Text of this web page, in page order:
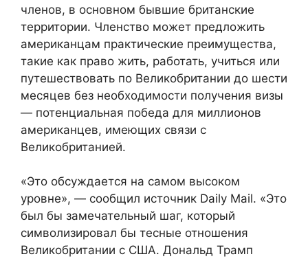
членов, в основном бывшие британские
территории. Членство может предложить
американцам практические преимущества,
такие как право жить, работать, учиться или
путешествовать по Великобритании до шести
месяцев без необходимости получения визы
— потенциальная победа для миллионов
американцев, имеющих связи с
Великобританией.
«Это обсуждается на самом высоком
уровне», — сообщил источник Daily Mail. «Это
был бы замечательный шаг, который
символизировал бы тесные отношения
Великобритании с США. Дональд Трамп